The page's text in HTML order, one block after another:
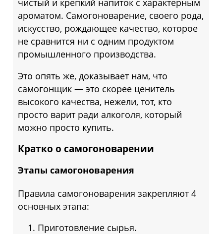
чистый и крепкий напиток с характерным
ароматом. Самогоноварение, своего рода,
искусство, рождающее качество, которое
не сравнится ни с одним продуктом
промышленного производства.
Это опять же, доказывает нам, что
самогонщик — это скорее ценитель
высокого качества, нежели, тот, кто
просто варит ради алкоголя, который
можно просто купить.
Кратко о самогоноварении
Этапы самогоноварения
Правила самогоноварения закрепляют 4
основных этапа:
Приготовление сырья.